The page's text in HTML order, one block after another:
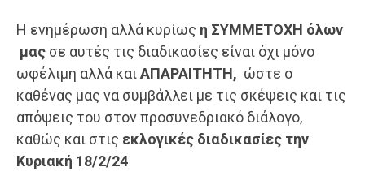
Η ενημέρωση αλλά κυρίως η ΣΥΜΜΕΤΟΧΗ όλων
μας σε αυτές τις διαδικασίες είναι όχι μόνο
ωφέλιμη αλλά καιΑΠΑΡΑΙΤΗΤΗ, ώστε ο
καθένας μας να συμβάλλει με τις σκέψεις και τις
απόψεις του στον προσυνεδριακό διάλογο,
καθώς και στις εκλογικές διαδικασίες την
Κυριακή 18/2/24